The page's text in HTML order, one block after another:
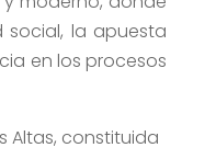
social, la apuesta
en los procesos
Altas, constituida